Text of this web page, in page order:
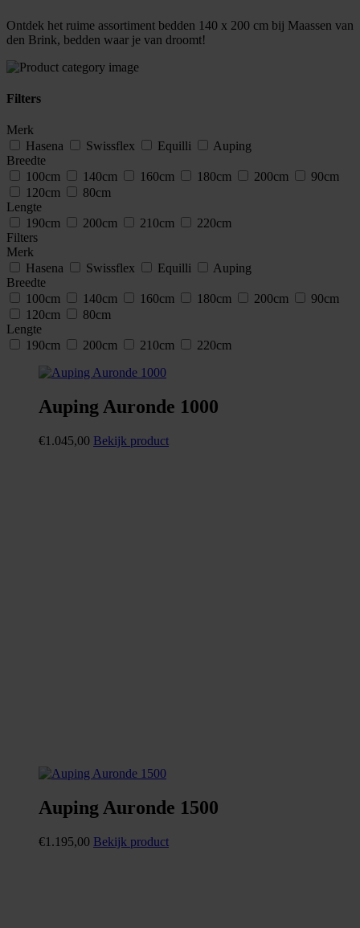
Ontdek het ruime assortiment bedden 140 x 200 cm bij Maassen van
den Brink, bedden waar je van droomt!
Filters
Merk
Hasena
Swissflex Equilli
Auping
Breedte
100cm
140cm 160cm 180cm 200cm
90cm
120cm
80cm
Lengte
190cm
200cm 210cm
220cm
Filters
Merk
Hasena
Swissflex Equilli
Auping
Breedte
100cm
140cm 160cm 180cm 200cm
90cm
120cm
80cm
Lengte
190cm
200cm 210cm 220cm
Auping Auronde 1000
€1.045,00 Bekijk product
Auping Auronde 1500
€1.195,00 Bekijk product